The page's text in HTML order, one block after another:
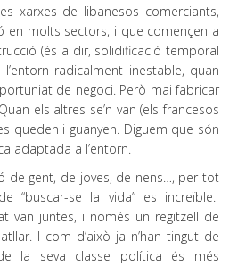
xarxes de libanesos comerciants,
en molts sectors, i que començen a
(és a dir, solidificació temporal
l’entorn radicalment inestable, quan
de negoci. Però mai fabricar
els altres se’n van (els francesos
queden i guanyen. Diguem que són
adaptada a l’entorn.
de gent, de joves, de nens…, per tot
“buscar-se la vida” es increïble.
van juntes, i només un regitzell de
I com d’això ja n’han tingut de
la seva classe política és més